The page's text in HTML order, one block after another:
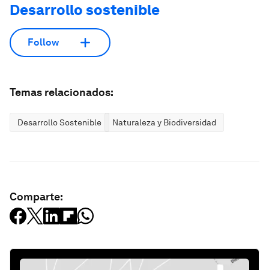
Desarrollo sostenible
Follow
Temas relacionados:
Desarrollo Sostenible Naturaleza y Biodiversidad
Comparte: